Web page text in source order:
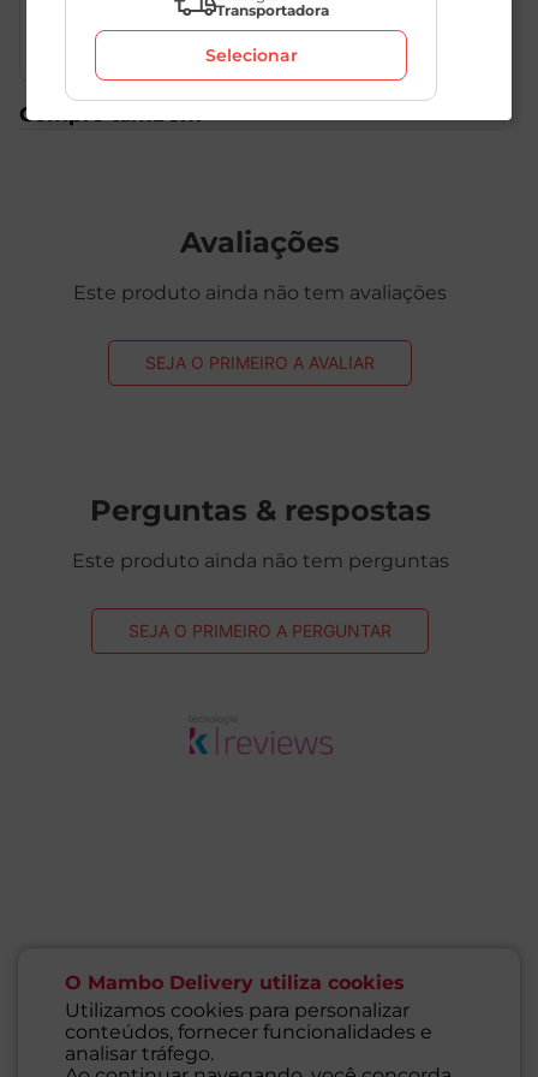
O Mambo Delivery utiliza cookies
Utilizamos cookies para personalizar
conteúdos, fornecer funcionalidades e
analisar tráfego.
Compre também
Avaliações
Este produto ainda não tem avaliações
SEJA O PRIMEIRO A AVALIAR
Perguntas & respostas
Este produto ainda não tem perguntas
SEJA O PRIMEIRO A PERGUNTAR
Transportadora
Selecionar